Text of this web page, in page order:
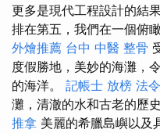
更多是現代工程設計的結
排在第五，我們在一個俯
外燴推薦 台中 中醫 整骨
度假勝地，美妙的海灘，
的海洋。 記帳士 放榜 法
灘，清澈的水和古老的歷
推拿 美麗的希臘島嶼以及